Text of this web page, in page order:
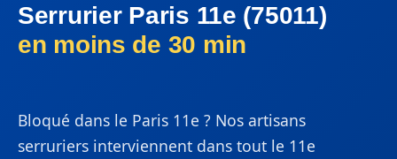
Serrurier Paris 11e (75011)
en moins de 30 min
Bloqué dans le Paris 11e ? Nos artisans
serruriers interviennent dans tout le 11e